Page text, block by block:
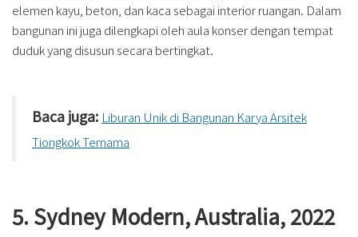
elemen kayu, beton, dan kaca sebagai interior ruangan. Dalam
bangunan ini juga dilengkapi oleh aula konser dengan tempat
duduk yang disusun secara bertingkat.
Baca juga: Liburan Unik di Bangunan Karya Arsitek
Tiongkok Ternama
5. Sydney Modern, Australia, 2022